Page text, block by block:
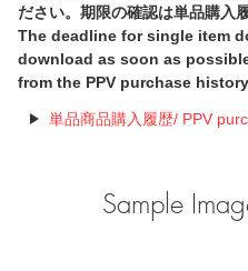
ださい。期限の確認は単品購入
The deadline for single item
download as soon as
from the PPV purchase
単品商品購入履歴/ PPV
Sample